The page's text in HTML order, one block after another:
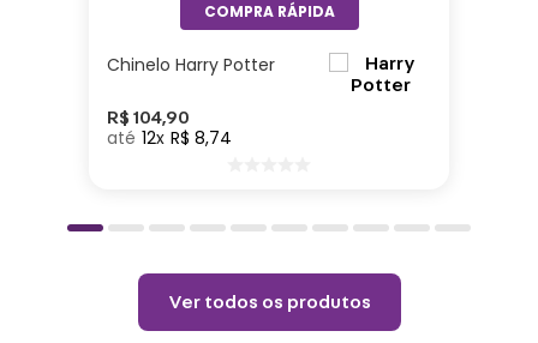
Altura: 22cm | Comprimento: 2cm | Largura:
14cm | Material: Papel e PU| 128 Folhas de
guarda 100g/m
Limpar com pano seco.
Chinelo Harry Potter
R$ 104,90
12 R$ 8,74
Ver todos os produtos